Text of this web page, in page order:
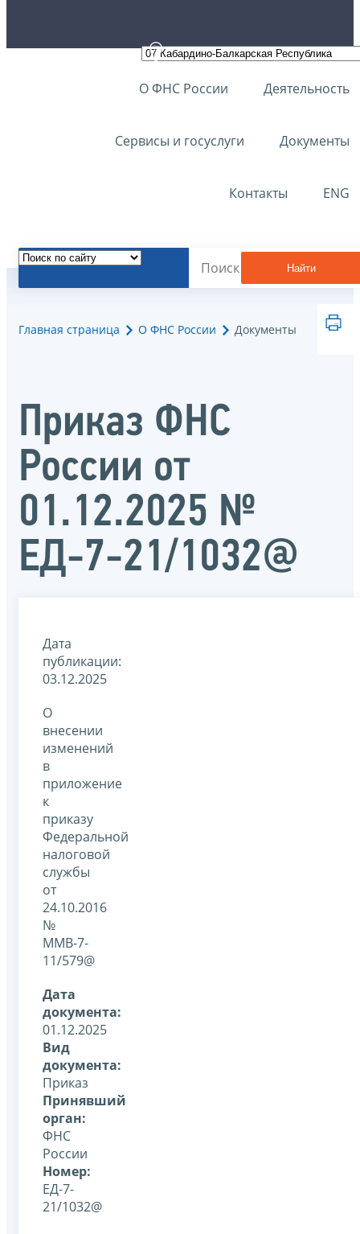
О ФНС России Деятельность
Сервисы и госуслуги Документы
Контакты ENG
Найти
Главная страница О ФНС России Документы
Приказ ФНС
России от
01.12.2025 №
ЕД-7-21/1032@
Дата
публикации:
03.12.2025
О
внесении
изменений
в
приложение
к
приказу
Федеральной
налоговой
службы
от
24.10.2016
№
ММВ-7-
11/579@
Дата
документа:
01.12.2025
Вид
документа:
Приказ
Принявший
орган:
ФНС
России
Номер:
ЕД-7-
21/1032@